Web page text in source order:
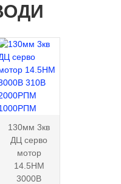
130мм 3кв
ДЦ серво
мотор
14.5НМ
3000В